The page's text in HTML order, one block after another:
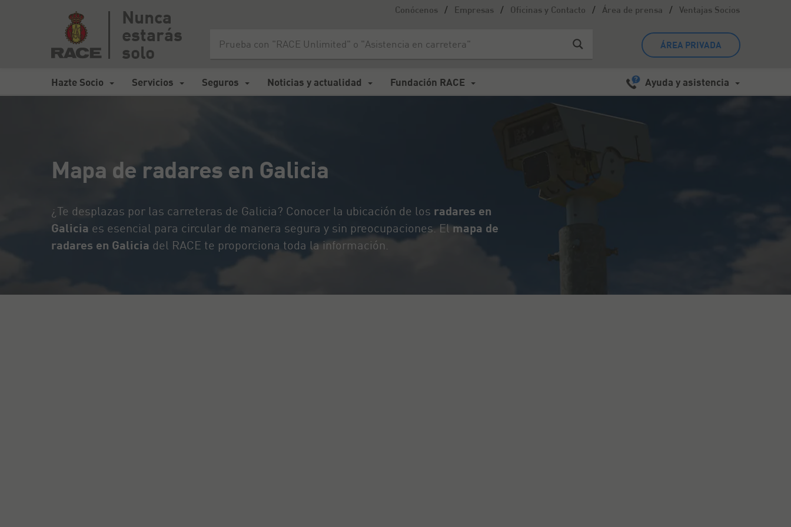
Conócenos / Empresas / Oficinas y Contacto / Área de prensa / Ventajas Socios
Nunca
estarás
solo
ÁREA PRIVADA
Hazte Socio Servicios Seguros Noticias y actualidad Fundación RACE Ayuda y asistencia
Inicio>Mapa de carreteras España >Mapa de radares en Galicia
Mapa de radares en Galicia
¿Te desplazas por las carreteras de Galicia? Conocer la ubicación de los radares en
Galicia es esencial para circular de manera segura y sin preocupaciones. Elmapa de
radares en Galicia del RACE te proporciona toda la información.